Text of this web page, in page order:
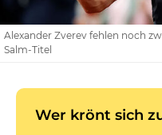
Alexander Zverev fehlen noch
Salm-Titel